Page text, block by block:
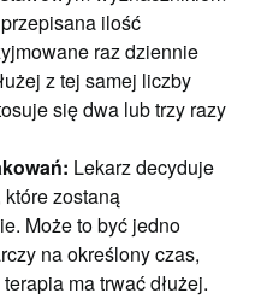
ilość
raz dziennie
z tej samej liczby
się dwa lub trzy razy
Lekarz decyduje
zostaną
Może to być jedno
na określony czas,
ma trwać dłużej.